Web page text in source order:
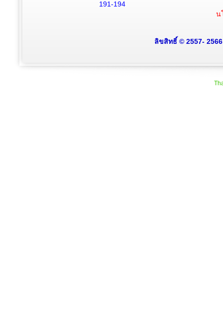
191-194
น
ลิขสิทธิ์ © 2557-